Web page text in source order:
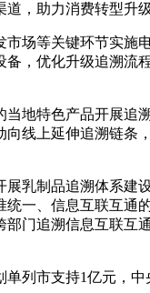
，助力消费转型升级
场等关键环节实施
，优化升级追溯
地特色产品开展追
线上延伸追溯链
乳制品追溯体系建
一、信息互联互通
门追溯信息互联
列市支持1亿元，